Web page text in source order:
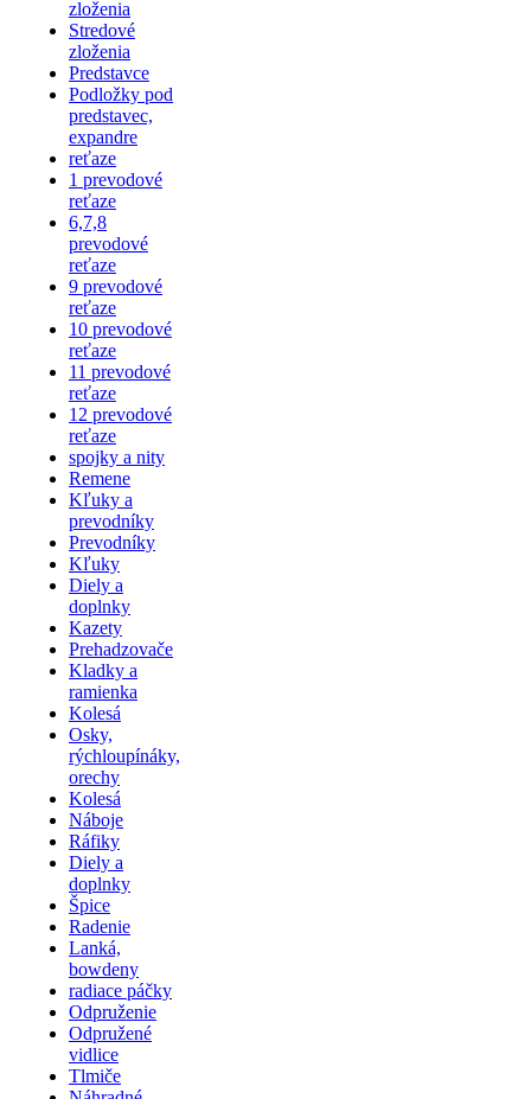
zloženia
Stredové
zloženia
Predstavce
Podložky pod
predstavec,
expandre
reťaze
1 prevodové
reťaze
6,7,8
prevodové
reťaze
9 prevodové
reťaze
10 prevodové
reťaze
11 prevodové
reťaze
12 prevodové
reťaze
spojky a nity
Remene
Kľuky a
prevodníky
Prevodníky
Kľuky
Diely a
doplnky
Kazety
Prehadzovače
Kladky a
ramienka
Kolesá
Osky,
rýchloupínáky,
orechy
Kolesá
Náboje
Ráfiky
Diely a
doplnky
Špice
Radenie
Lanká,
bowdeny
radiace páčky
Odpruženie
Odpružené
vidlice
Tlmiče